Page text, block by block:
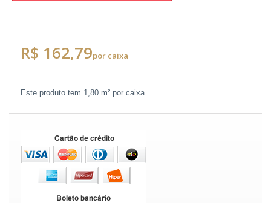
R$ 162,79por caixa
Este produto tem 1,80 m² por caixa.